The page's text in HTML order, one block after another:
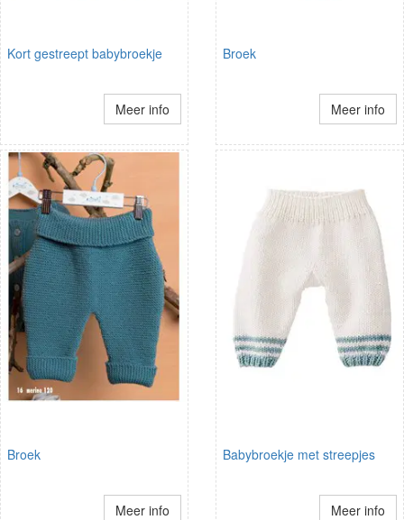
Kort gestreept babybroekje
Meer info
Broek
Meer info
Broek
Meer info
Babybroekje met streepjes
Meer info